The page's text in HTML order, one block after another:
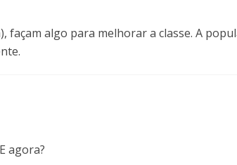
façam algo para melhorar a classe. A
agora?